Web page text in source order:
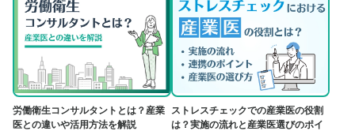
労働衛生コンサルタントとは？産業
医との違いや活用方法を解説
ストレスチェックでの産業医の役割
は？実施の流れと産業医選びのポイ